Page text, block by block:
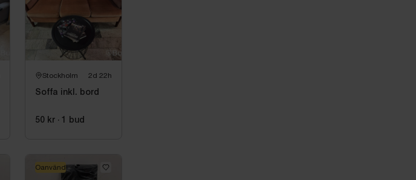
Stockholm 2d 22h
Soffa inkl. bord
50 kr · 1 bud
Oanvänd